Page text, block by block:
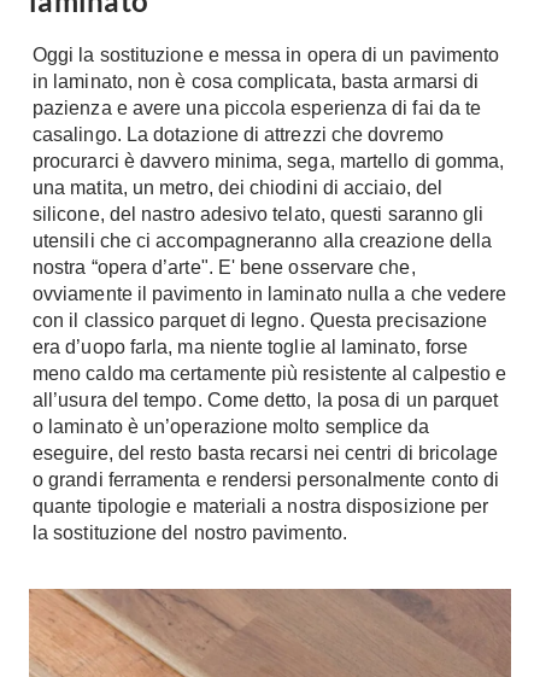
Porta Tv
Contatti
Divani
Divani moderni
Divani classici
Poltrone
Poltroncine
Divanoletto
Chaise Longue
Divani Angolo
Divani in Pelle
Complementi
Sedie
Tavolini
Tappeti
Pompe di calore
Ecologia
Geotermia
Case in Legno
Case Prefabbricate
Fotovoltaico
Riciclo
Energie Rinnovabili
Bioedilizia
Teleriscaldamento
Cura della casa
Pulizia
Aspirapolvere
Lavapavimenti
Oggi la sostituzione e messa in opera di un pavimento
in laminato, non è cosa complicata, basta armarsi di
pazienza e avere una piccola esperienza di fai da te
casalingo. La dotazione di attrezzi che dovremo
procurarci è davvero minima, sega, martello di gomma,
una matita, un metro, dei chiodini di acciaio, del
silicone, del nastro adesivo telato, questi saranno gli
utensili che ci accompagneranno alla creazione della
nostra “opera d’arte". E' bene osservare che,
ovviamente il pavimento in laminato nulla a che vedere
con il classico parquet di legno. Questa precisazione
era d’uopo farla, ma niente toglie al laminato, forse
meno caldo ma certamente più resistente al calpestio e
all’usura del tempo. Come detto, la posa di un parquet
o laminato è un’operazione molto semplice da
eseguire, del resto basta recarsi nei centri di bricolage
o grandi ferramenta e rendersi personalmente conto di
quante tipologie e materiali a nostra disposizione per
la sostituzione del nostro pavimento.